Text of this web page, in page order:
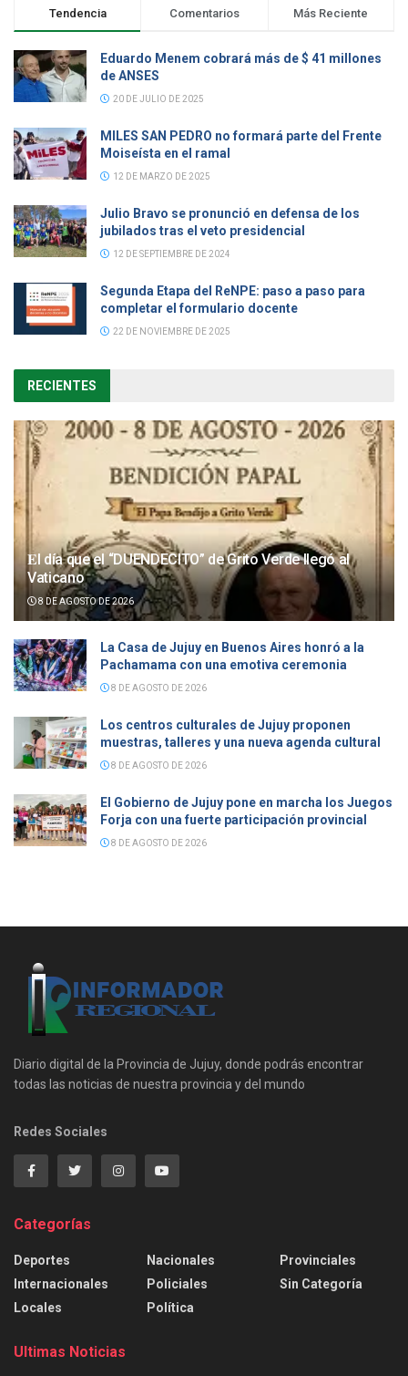
Tendencia Comentarios Más Reciente
Eduardo Menem cobrará más de $ 41 millones
de ANSES
20 DE JULIO DE 2025
MILES SAN PEDRO no formará parte del Frente
Moiseísta en el ramal
12 DE MARZO DE 2025
Julio Bravo se pronunció en defensa de los
jubilados tras el veto presidencial
12 DE SEPTIEMBRE DE 2024
Segunda Etapa del ReNPE: paso a paso para
completar el formulario docente
22 DE NOVIEMBRE DE 2025
RECIENTES
𝐄l día que el “DUENDECITO” de Grito Verde llegó al
Vaticano
8 DE AGOSTO DE 2026
La Casa de Jujuy en Buenos Aires honró a la
Pachamama con una emotiva ceremonia
8 DE AGOSTO DE 2026
Los centros culturales de Jujuy proponen
muestras, talleres y una nueva agenda cultural
8 DE AGOSTO DE 2026
El Gobierno de Jujuy pone en marcha los Juegos
Forja con una fuerte participación provincial
8 DE AGOSTO DE 2026
Diario digital de la Provincia de Jujuy, donde podrás encontrar
todas las noticias de nuestra provincia y del mundo
Redes Sociales
Categorías
Deportes
Internacionales
Locales
Nacionales
Policiales
Política
Provinciales
Sin Categoría
Ultimas Noticias